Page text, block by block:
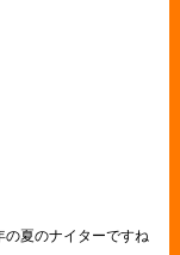
の夏のナイターですね